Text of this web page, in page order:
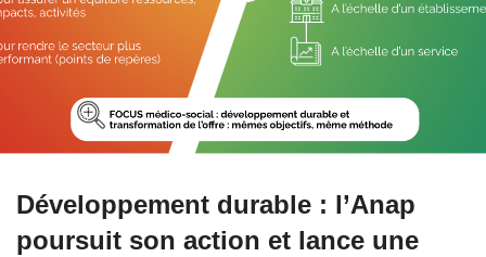
Développement durable : l’Anap
poursuit son action et lance une